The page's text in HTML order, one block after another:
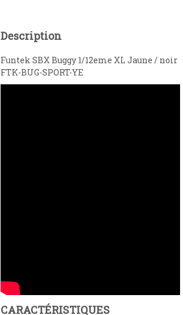
Description
Funtek SBX Buggy 1/12eme XL Jaune / noir
FTK-BUG-SPORT-YE
CARACTÉRISTIQUES